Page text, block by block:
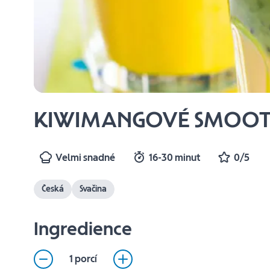
KIWIMANGOVÉ
Velmi snadné 16-30 minut 0/5
Česká Svačina
Ingredience
1 porcí